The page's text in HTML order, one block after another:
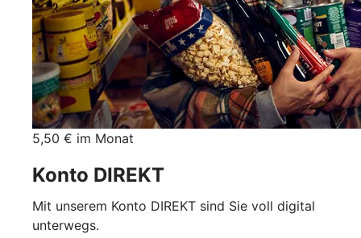
5,50 € im Monat
Konto DIREKT
Mit unserem Konto DIREKT sind Sie voll digital
unterwegs.